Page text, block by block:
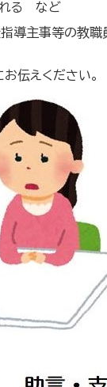
れる など
導主事等の教
伝えください。